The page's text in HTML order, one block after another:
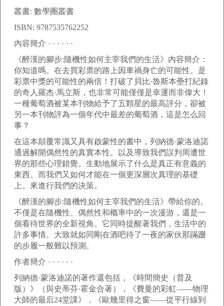
叢書: 數學圈叢書
ISBN: 9787535762252
內容簡介 · · · · · ·
《醉漢的腳步:隨機性如何主宰我們的生活》內容簡介：
你知道嗎。在去買彩票的路上因車禍身亡的可能性。是
彩票中獎的可能性的兩倍！打破了貝比·魯斯本壘打紀錄
的奇人羅杰·馬立斯，也非常可能僅僅是幸運而非偉大！
一種葡萄酒被某本刊物給予了五顆星的最高評分，卻被
另一本刊物評為一個年代中最差的葡萄酒，這是怎么回
事？
在這本顛覆常識又具有啟蒙性的書中，列納德·蒙洛迪諾
通過解開偶然性的真實本性。以及導致我們誤判周遭世
界的那些心理錯覺。生動地展示了什么是真正有意義的
東西。而我們又如何才能在一個更深層次真理的基礎
上。來進行我們的決策。
《醉漢的腳步:隨機性如何主宰我們的生活》帶給你的。
不僅是在隨機性、偶然性和概率中的一次漫游，還是一
個看待世界的全新視角。它同時提醒著我們，生活中的
許多事情。大致就如同剛在酒吧待了一夜的家伙那蹣跚
的步履一般難以預測。
作者簡介 · · · · · ·
列納德·蒙洛迪諾的著作還包括，《時間簡史（普及
版）》（與史蒂芬·霍金合著），《費曼的彩虹——物理
大師的最后24堂課》，《歐幾里得之窗——從平行線到